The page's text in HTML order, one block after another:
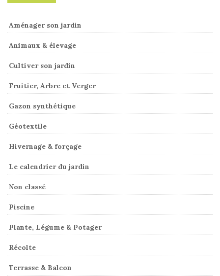
Aménager son jardin
Animaux & élevage
Cultiver son jardin
Fruitier, Arbre et Verger
Gazon synthétique
Géotextile
Hivernage & forçage
Le calendrier du jardin
Non classé
Piscine
Plante, Légume & Potager
Récolte
Terrasse & Balcon